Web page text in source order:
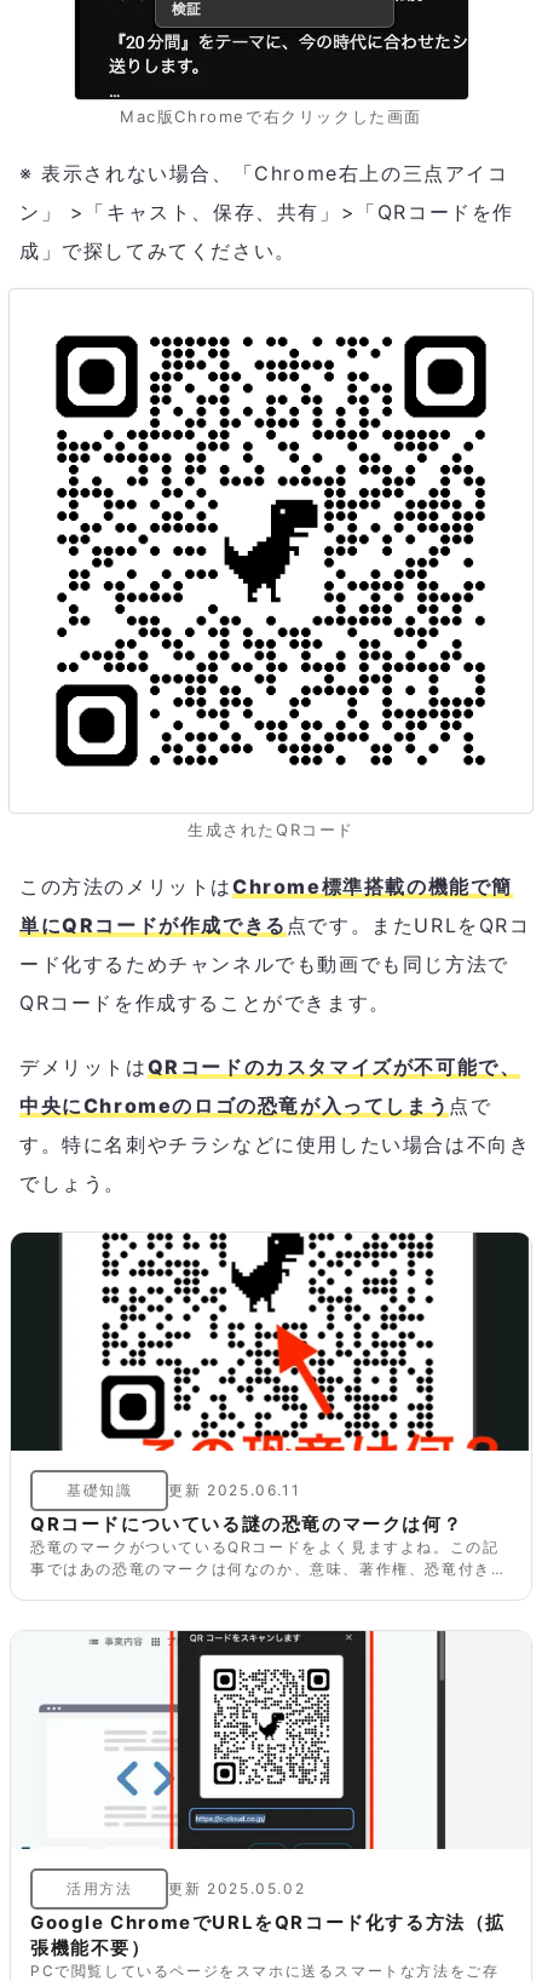
Mac版Chromeで右クリックした画面
※ 表示されない場合、「Chrome右上の三点アイコ
ン」 >「キャスト、保存、共有」>「QRコードを作
成」で探してみてください。
生成されたQRコード
この方法のメリットはChrome標準搭載の機能で簡
単にQRコードが作成できる 点です。またURLをQRコ
ード化するためチャンネルでも動画でも同じ方法で
QRコードを作成することができます。
デメリットはQRコードのカスタマイズが不可能で、
中央にChromeのロゴの恐竜が入ってしまう 点で
す。特に名刺やチラシなどに使用したい場合は不向き
でしょう。
基礎知識 更新 2025.06.11
QRコードについている謎の恐竜のマークは何？
恐竜のマークがついているQRコードをよく見ますよね。この記
事ではあの恐竜のマークは何なのか、意味、著作権、恐竜付きの
活用方法 更新 2025.05.02
Google ChromeでURLをQRコード化する方法（拡
張機能不要）
PCで閲覧しているページをスマホに送るスマートな方法をご存